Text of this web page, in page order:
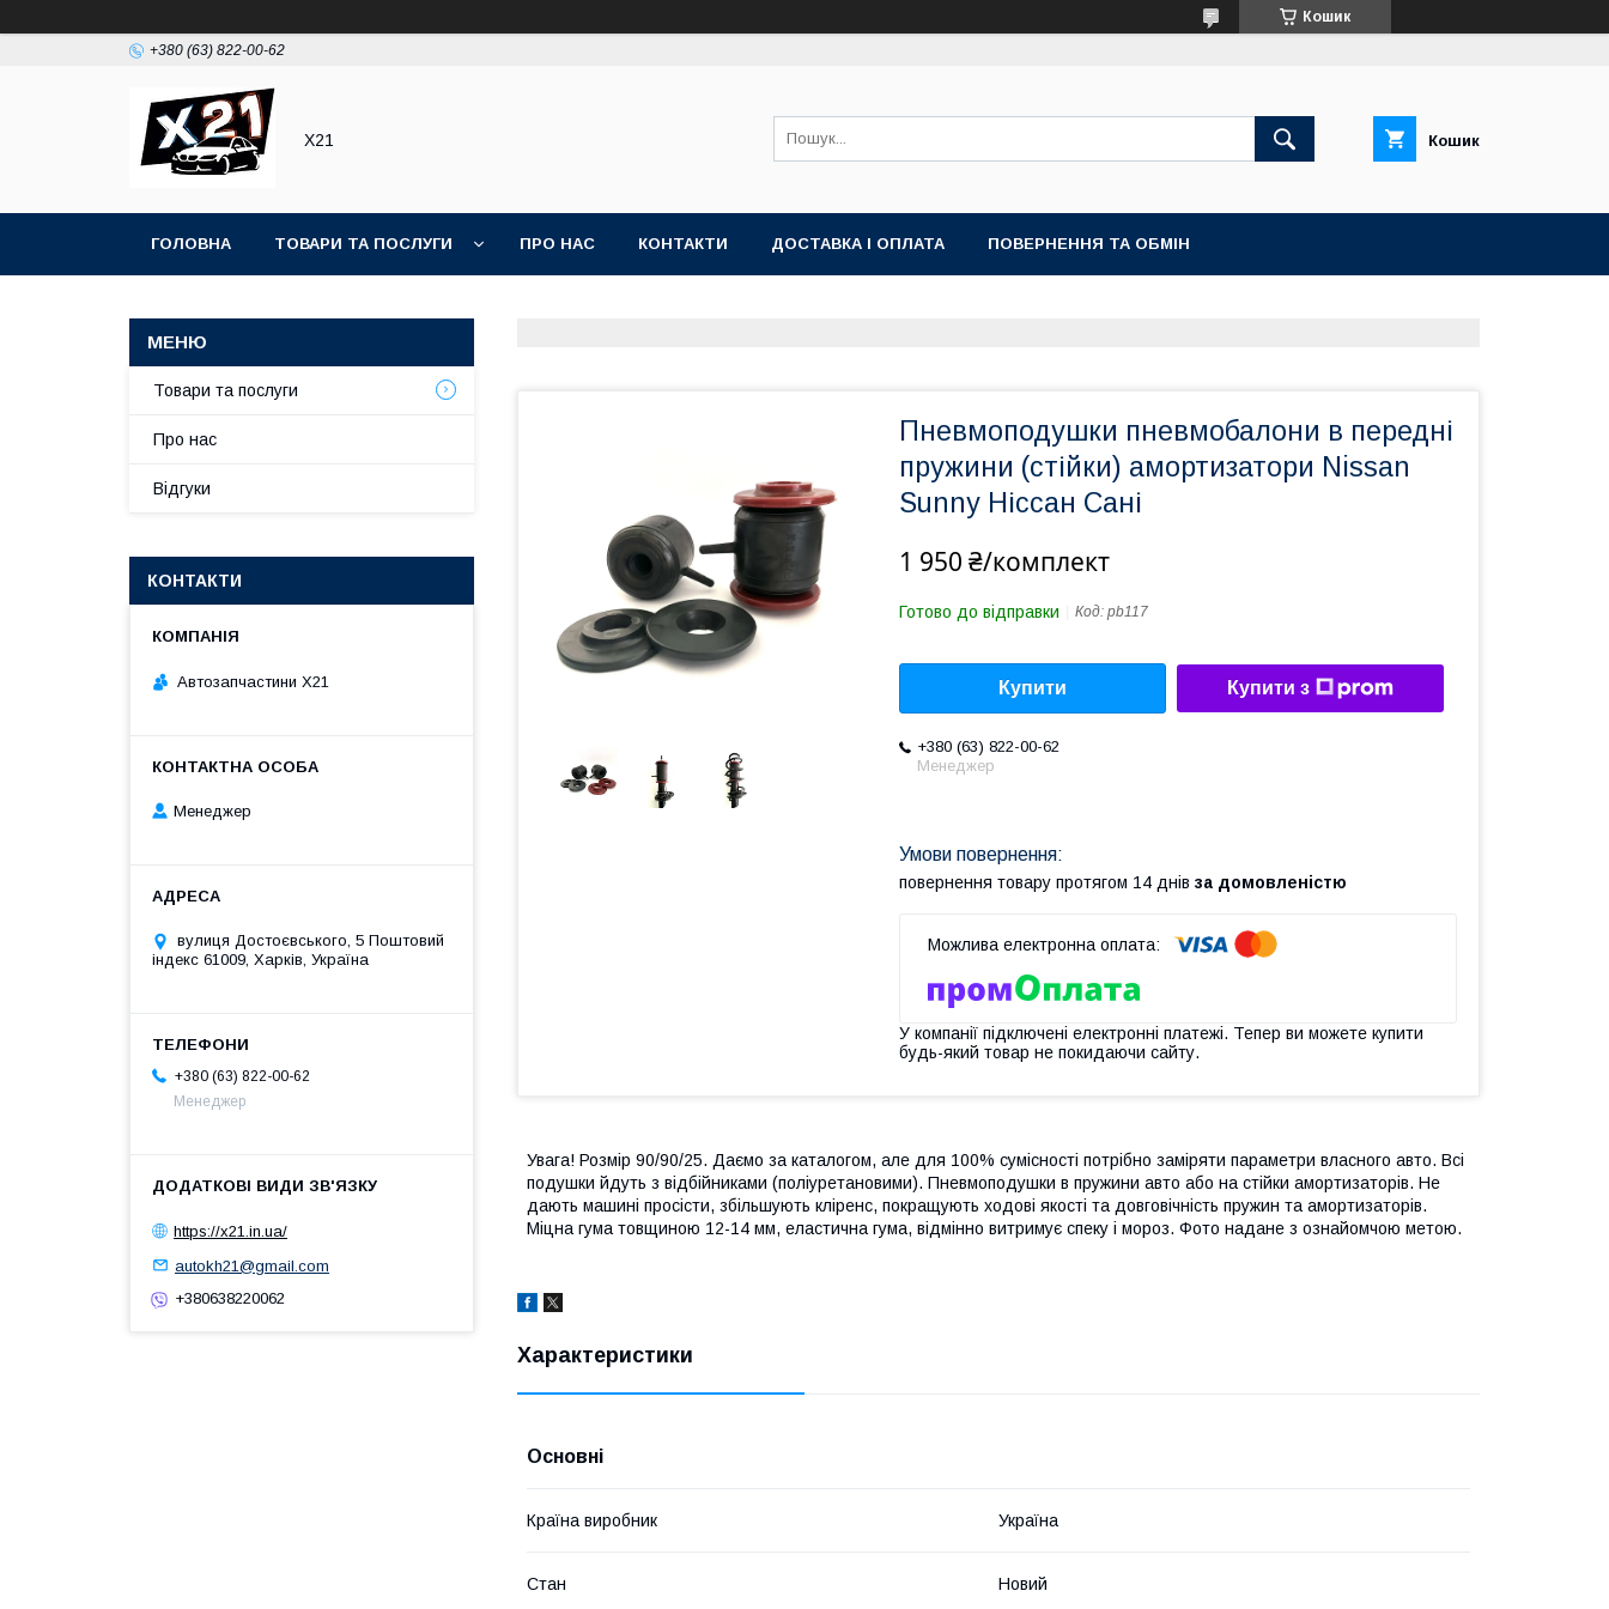
Кошик
+380 (63) 822-00-62
Х21 Кошик
ГОЛОВНА ТОВАРИ ТА ПОСЛУГИ ПРО НАС КОНТАКТИ ДОСТАВКА І ОПЛАТА ПОВЕРНЕННЯ ТА ОБМІН
Пневмоподушки пневмобалони в передні
пружини (стійки) амортизатори Nissan
Sunny Ніссан Сані
1 950 ₴/комплект
Готово до відправки Код: pb117
Купити Купити з
+380 (63) 822-00-62
Менеджер
повернення товару протягом 14 днів за домовленістю
У компанії підключені електронні платежі. Тепер ви можете купити
будь-який товар не покидаючи сайту.
Увага! Розмір 90/90/25. Даємо за каталогом, але для 100% сумісності потрібно заміряти параметри власного авто. Всі
подушки йдуть з відбійниками (поліуретановими). Пневмоподушки в пружини авто або на стійки амортизаторів. Не
дають машині просісти, збільшують кліренс, покращують ходові якості та довговічність пружин та амортизаторів.
Міцна гума товщиною 12-14 мм, еластична гума, відмінно витримує спеку і мороз. Фото надане з ознайомчою метою.
Характеристики
Основні
Країна виробник Україна
Стан Новий
Товари та послуги
Про нас
Відгуки
КОНТАКТИ
Автозапчастини X21
Менеджер
вулиця Достоєвського, 5 Поштовий
індекс 61009, Харків, Україна
+380 (63) 822-00-62
Менеджер
https://x21.in.ua/
autokh21@gmail.com
+380638220062